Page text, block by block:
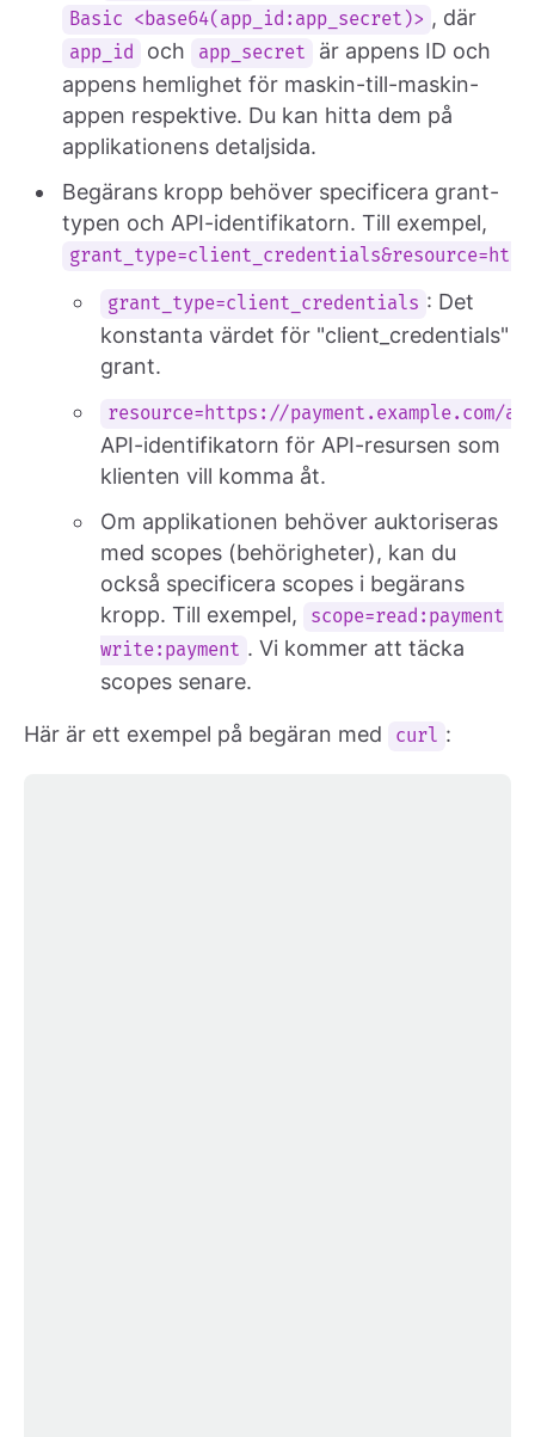
Basic <base64(app_id:app_secret)> , där
app_id och app_secret
är appens ID och
appens hemlighet för maskin-till-maskin-
appen respektive. Du kan hitta dem på
applikationens detaljsida.
Begärans kropp behöver specificera grant-
typen och API-identifikatorn. Till exempel,
grant_type=client_credentials : Det
konstanta värdet för "client_credentials"
grant.
resource=https://payment.example.com/
API-identifikatorn för API-resursen som
klienten vill komma åt.
Om applikationen behöver auktoriseras
med scopes (behörigheter), kan du
också specificera scopes i begärans
kropp. Till exempel,
scope=read:payment
write:payment . Vi kommer att täcka
scopes senare.
Här är ett exempel på begäran med curl :